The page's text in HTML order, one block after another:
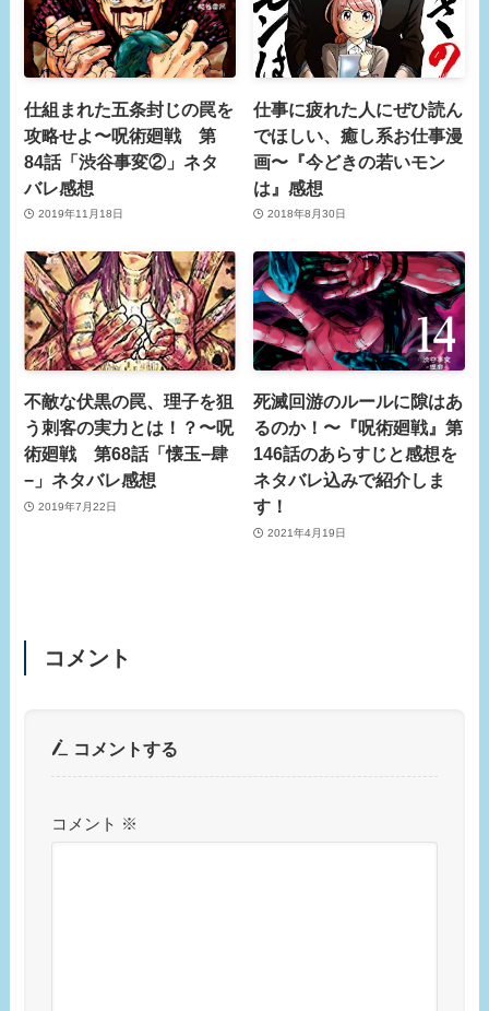
仕組まれた五条封じの罠を
攻略せよ〜呪術廻戦 第
84話「渋谷事変②」ネタ
バレ感想
2019年11月18日
仕事に疲れた人にぜひ読ん
でほしい、癒し系お仕事漫
画〜『今どきの若いモン
は』感想
2018年8月30日
不敵な伏黒の罠、理子を狙
う刺客の実力とは！？〜呪
術廻戦 第68話「懐玉−肆
−」ネタバレ感想
2019年7月22日
死滅回游のルールに隙はあ
るのか！〜『呪術廻戦』第
146話のあらすじと感想を
ネタバレ込みで紹介しま
す！
2021年4月19日
コメント
コメントする
コメント ※